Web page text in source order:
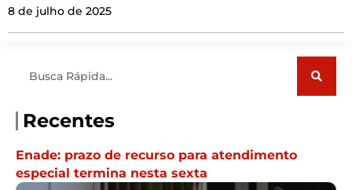
8 de julho de 2025
Recentes
Enade: prazo de recurso para atendimento
especial termina nesta sexta